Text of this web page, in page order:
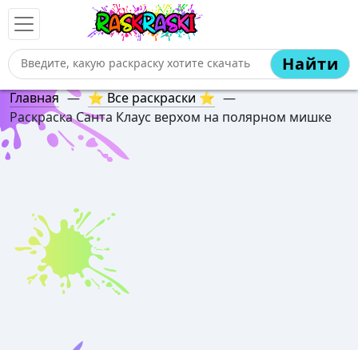
Найти
Главная — ⭐ Все раскраски ⭐ —
Раскраска Санта Клаус верхом на полярном мишке